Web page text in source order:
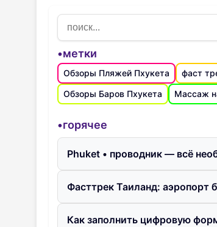
•метки
Обзоры Пляжей Пхукета фаст
Обзоры Баров Пхукета
Массаж
•горячее
Phuket • проводник — всё
Фасттрек Таиланд: аэропорт
Как заполнить цифровую